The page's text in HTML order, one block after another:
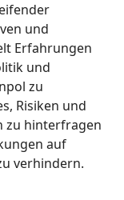
und
Erfahrungen
und
zu
Risiken und
zu hinterfragen
auf
verhindern.